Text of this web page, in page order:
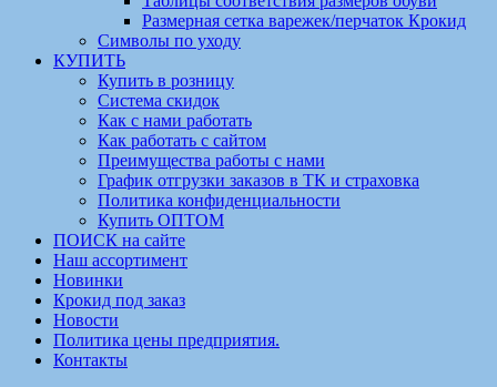
Размерная сетка варежек/перчаток Крокид
Символы по уходу
КУПИТЬ
Купить в розницу
Система скидок
Как с нами работать
Как работать с сайтом
Преимущества работы с нами
График отгрузки заказов в ТК и страховка
Политика конфиденциальности
Купить ОПТОМ
ПОИСК на сайте
Наш ассортимент
Новинки
Крокид под заказ
Новости
Политика цены предприятия.
Контакты